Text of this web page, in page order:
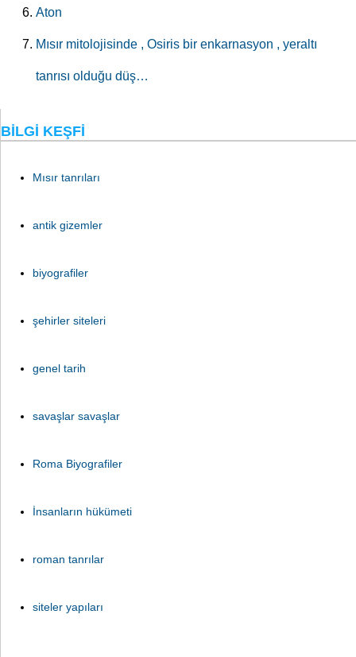
Aton
Mısır mitolojisinde , Osiris bir enkarnasyon , yeraltı
tanrısı olduğu düş…
BILGI KEŞFI
Mısır tanrıları
antik gizemler
biyografiler
şehirler siteleri
genel tarih
savaşlar savaşlar
Roma Biyografiler
İnsanların hükümeti
roman tanrılar
siteler yapıları